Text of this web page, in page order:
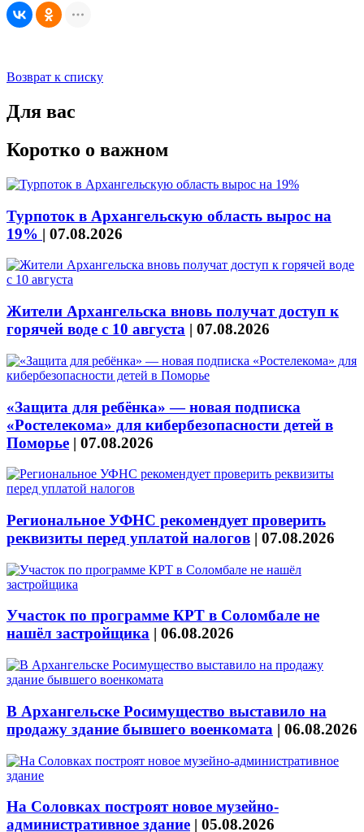
Возврат к списку
Для вас
Коротко о важном
Турпоток в Архангельскую область вырос на
19% | 07.08.2026
Жители Архангельска вновь получат доступ к
горячей воде с 10 августа | 07.08.2026
«Защита для ребёнка» — новая подписка
«Ростелекома» для кибербезопасности детей в
Поморье | 07.08.2026
Региональное УФНС рекомендует проверить
реквизиты перед уплатой налогов | 07.08.2026
Участок по программе КРТ в Соломбале не
нашёл застройщика | 06.08.2026
В Архангельске Росимущество выставило на
продажу здание бывшего военкомата | 06.08.2026
На Соловках построят новое музейно-
административное здание | 05.08.2026